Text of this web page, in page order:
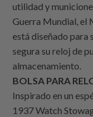
utilidad y
Guerra Mundial, el
está diseñado para
segura su reloj de
almacenamiento.
BOLSA PARA
Inspirado en un
1937 Watch